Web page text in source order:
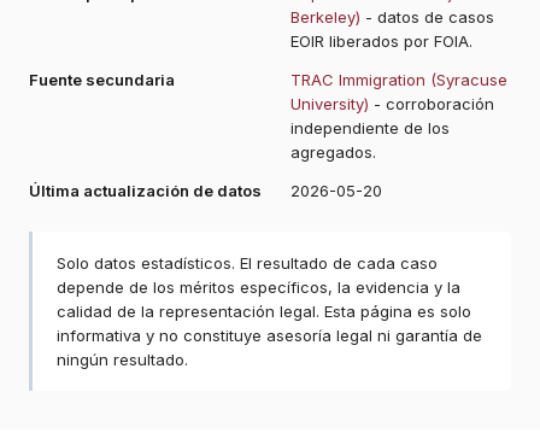
Berkeley) - datos de casos
EOIR liberados por FOIA.
Fuente secundaria
TRAC Immigration (Syracuse
University) - corroboración
independiente de los
agregados.
Última actualización de datos
2026-05-20
Solo datos estadísticos. El resultado de cada caso
depende de los méritos específicos, la evidencia y la
calidad de la representación legal. Esta página es solo
informativa y no constituye asesoría legal ni garantía de
ningún resultado.